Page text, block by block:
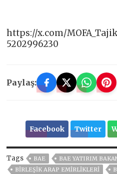
https://x.com/
5202996230
Paylaş:
Facebook Twitter
Tags BAE
BAE YATIRIM
BIRLEŞIK ARAP EMIRLIKLERI